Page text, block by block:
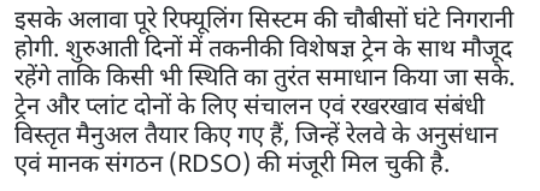
इसके अलावा पूरे रिफ्यूलिंग सिस्टम की चौबीसों घंटे निगरानी
होगी. शुरुआती दिनों में तकनीकी विशेषज्ञ ट्रेन के साथ मौजूद
रहेंगे ताकि किसी भी स्थिति का तुरंत समाधान किया जा सके.
ट्रेन और प्लांट दोनों के लिए संचालन एवं रखरखाव संबंधी
विस्तृत मैनुअल तैयार किए गए हैं, जिन्हें रेलवे के अनुसंधान
एवं मानक संगठन (RDSO) की मंजूरी मिल चुकी है.